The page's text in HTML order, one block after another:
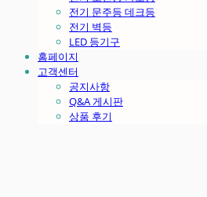
전기 문주등 데크등
전기 벽등
LED 등기구
홈페이지
고객센터
공지사항
Q&A 게시판
상품 후기